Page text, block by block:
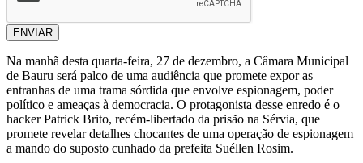
ENVIAR
Na manhã desta quarta-feira, 27 de dezembro, a Câmara Municipal
de Bauru será palco de uma audiência que promete expor as
entranhas de uma trama sórdida que envolve espionagem, poder
político e ameaças à democracia. O protagonista desse enredo é o
hacker Patrick Brito, recém-libertado da prisão na Sérvia, que
promete revelar detalhes chocantes de uma operação de espionagem
a mando do suposto cunhado da prefeita Suéllen Rosim.